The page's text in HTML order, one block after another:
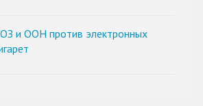
и ООН против электронных